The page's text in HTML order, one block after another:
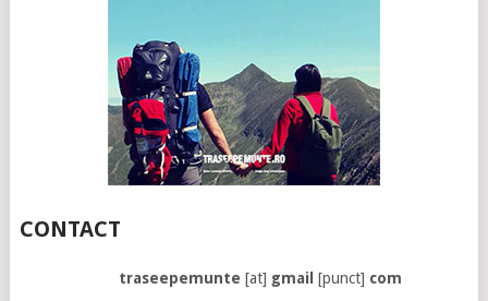
CONTACT
traseepemunte [at] gmail [punct] com